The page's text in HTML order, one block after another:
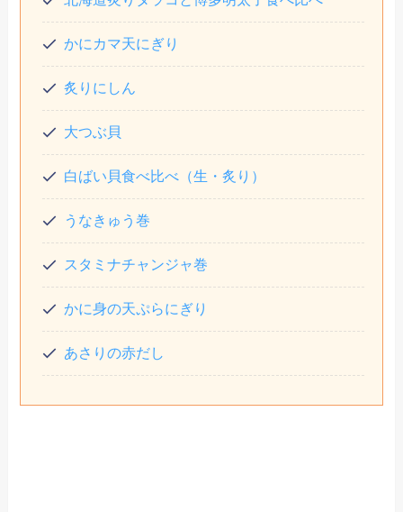
かにカマ天にぎり
炙りにしん
大つぶ貝
白ばい貝食べ比べ（生・炙り）
うなきゅう巻
スタミナチャンジャ巻
かに身の天ぷらにぎり
あさりの赤だし